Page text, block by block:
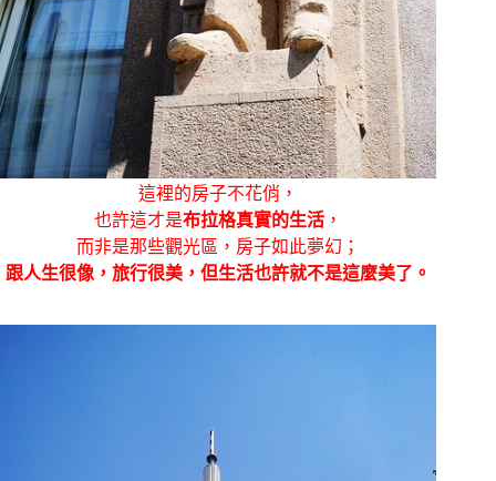
這裡的房子不花俏，
也許這才是布拉格真實的生活 ，
而非是那些觀光區，房子如此夢幻；
跟人生很像，旅行很美，但生活也許就不是這麼美了。